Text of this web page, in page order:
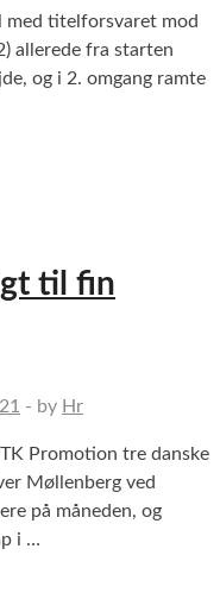
med titelforsvaret mod
allerede fra starten
og i 2. omgang ramte
til fin
- by Hr
Promotion tre danske
Møllenberg ved
på måneden, og
i …